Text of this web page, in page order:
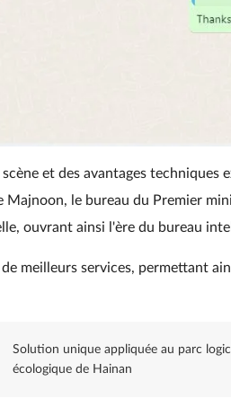
et des avantages techniques
le bureau du Premier
ouvrant ainsi l'ère du bureau
meilleurs services, permettant
Solution unique appliquée au parc
écologique de Hainan